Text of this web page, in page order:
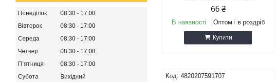
66 ₴
В наявності Оптом і в роздріб
Купити
4820207591707
Понеділок 08:30
17:00
Вівторок
08:30
17:00
Середа
08:30
17:00
Четвер
08:30
17:00
Пʼятниця
08:30
17:00
Субота
Вихідний